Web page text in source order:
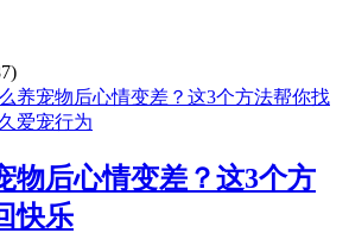
物后心情变差？这3个方
快乐